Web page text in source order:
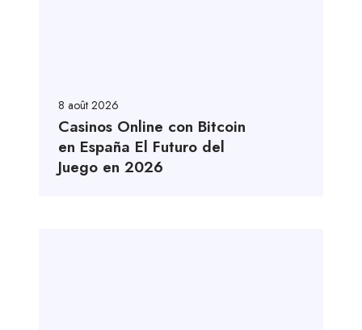
8 août 2026
Casinos Online con Bitcoin
en España El Futuro del
Juego en 2026